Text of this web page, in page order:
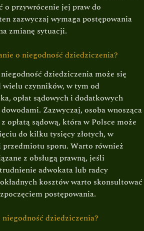
o przywrócenie jej praw do
zazwyczaj wymaga postępowania
zmianę sytuacji.
o niegodność dziedziczenia?
dziedziczenia może się
wielu czynników, w tym od
opłat sądowych i dodatkowych
Zazwyczaj, osoba wnosząca
opłatą sądową, która w Polsce może
do kilku tysięcy złotych, w
sporu. Warto również
z obsługą prawną, jeśli
adwokata lub radcy
kosztów warto skonsultować
postępowania.
dziedziczenia?